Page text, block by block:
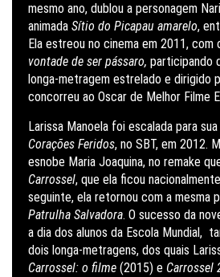
mesmo ano, dublou a personagem
animada Sítio do Picapau amarelo,
Ela estreou no cinema em 2011, com
vontade de ser pássaro, participando
longa-metragem estrelado e dirigido
concorreu ao Oscar de Melhor Filme
Larissa Manoela foi escalada para
Corações Feridos, no SBT, em 2012.
esnobe Maria Joaquina, no remake
Carrossel, que ela ficou
seguinte, ela retornou com a mesma
Patrulha Salvadora. O sucesso da
a dia dos alunos da Escola Mundial,
dois longa-metragens, dos quais
Carrossel: o filme (2015) e Carrossel